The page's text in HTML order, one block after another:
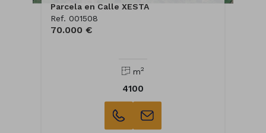
Parcela en Calle XESTA
Ref. 001508
70.000 €
m2
4100